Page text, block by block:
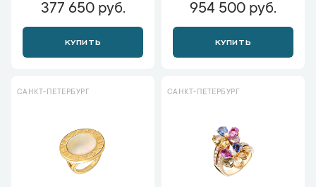
377 650 руб.
КУПИТЬ
954 500 руб.
КУПИТЬ
САНКТ-ПЕТЕРБУРГ САНКТ-ПЕТЕРБУРГ